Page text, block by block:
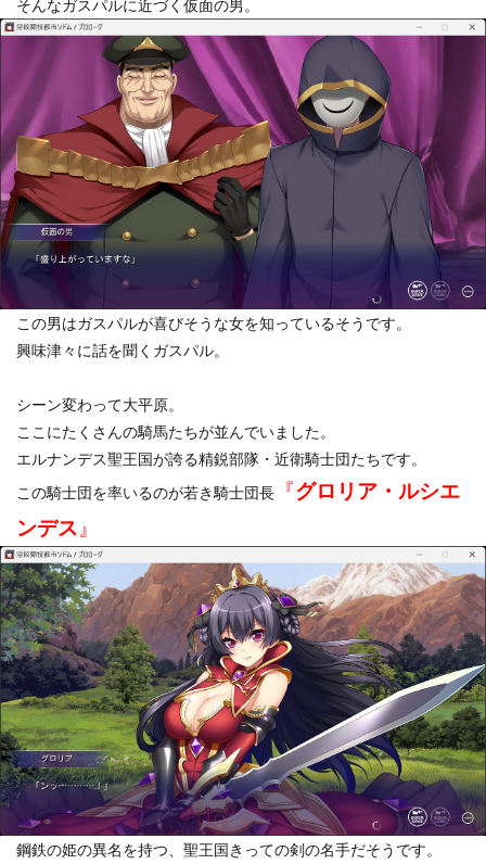
そんなガスパルに近づく仮面の男。
この男はガスパルが喜びそうな女を知っているそうです。
興味津々に話を聞くガスパル。
シーン変わって大平原。
ここにたくさんの騎馬たちが並んでいました。
エルナンデス聖王国が誇る精鋭部隊・近衛騎士団たちです。
この騎士団を率いるのが若き騎士団長
『グロリア・ルシエ
ンデス 』
鋼鉄の姫の異名を持つ、聖王国きっての剣の名手だそうです。